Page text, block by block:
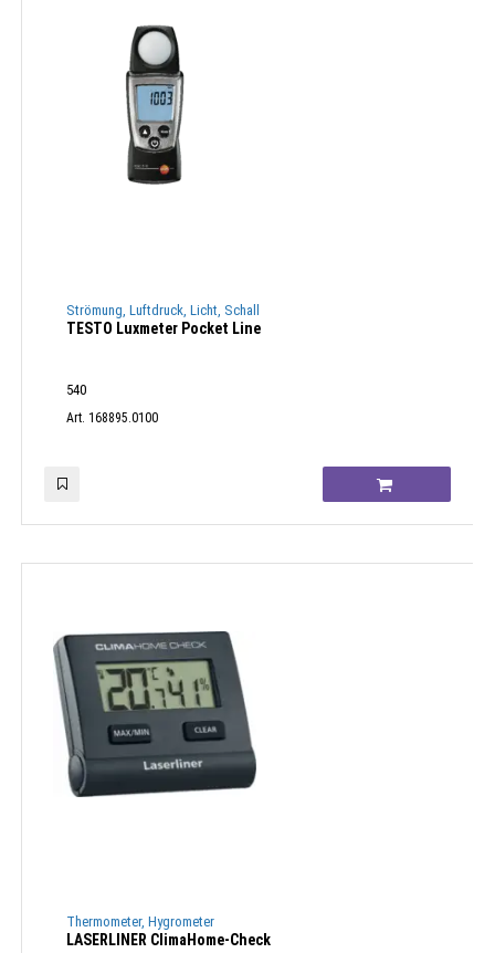
Strömung, Luftdruck, Licht, Schall
TESTO Luxmeter Pocket Line
540
Art. 168895.0100
Thermometer, Hygrometer
LASERLINER ClimaHome-Check